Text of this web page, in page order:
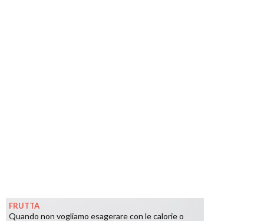
FRUTTA
Quando non vogliamo esagerare con le calorie o